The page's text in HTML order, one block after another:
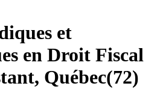
et
en Droit Fiscal
Québec(72)